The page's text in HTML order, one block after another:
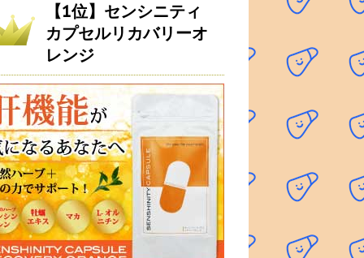
【1位】センシニティ
カプセルリカバリーオ
レンジ